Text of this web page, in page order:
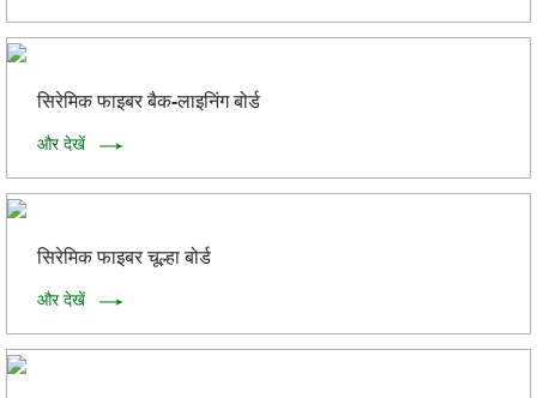
सिरेमिक फाइबर बैक-लाइनिंग बोर्ड
और देखें
सिरेमिक फाइबर चूल्हा बोर्ड
और देखें